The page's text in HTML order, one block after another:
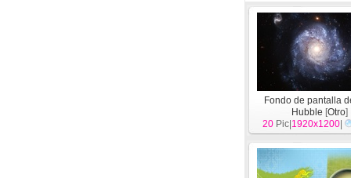
Fondo de pantalla
Hubble [Otro]
20 Pic| 1920x1200